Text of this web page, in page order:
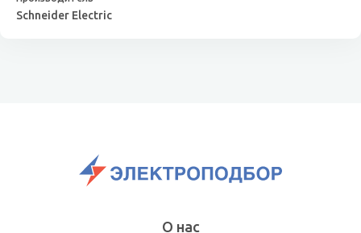
Schneider Electric
О нас